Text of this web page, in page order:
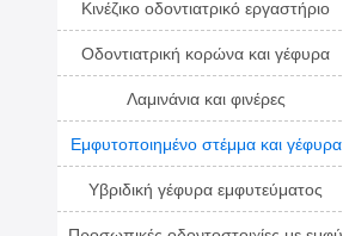
Κινέζικο οδοντιατρικό εργαστήριο
Οδοντιατρική κορώνα και γέφυρα
Λαμινάνια και φινέρες
Εμφυτοποιημένο στέμμα και γέφυρα
Υβριδική γέφυρα εμφυτεύματος